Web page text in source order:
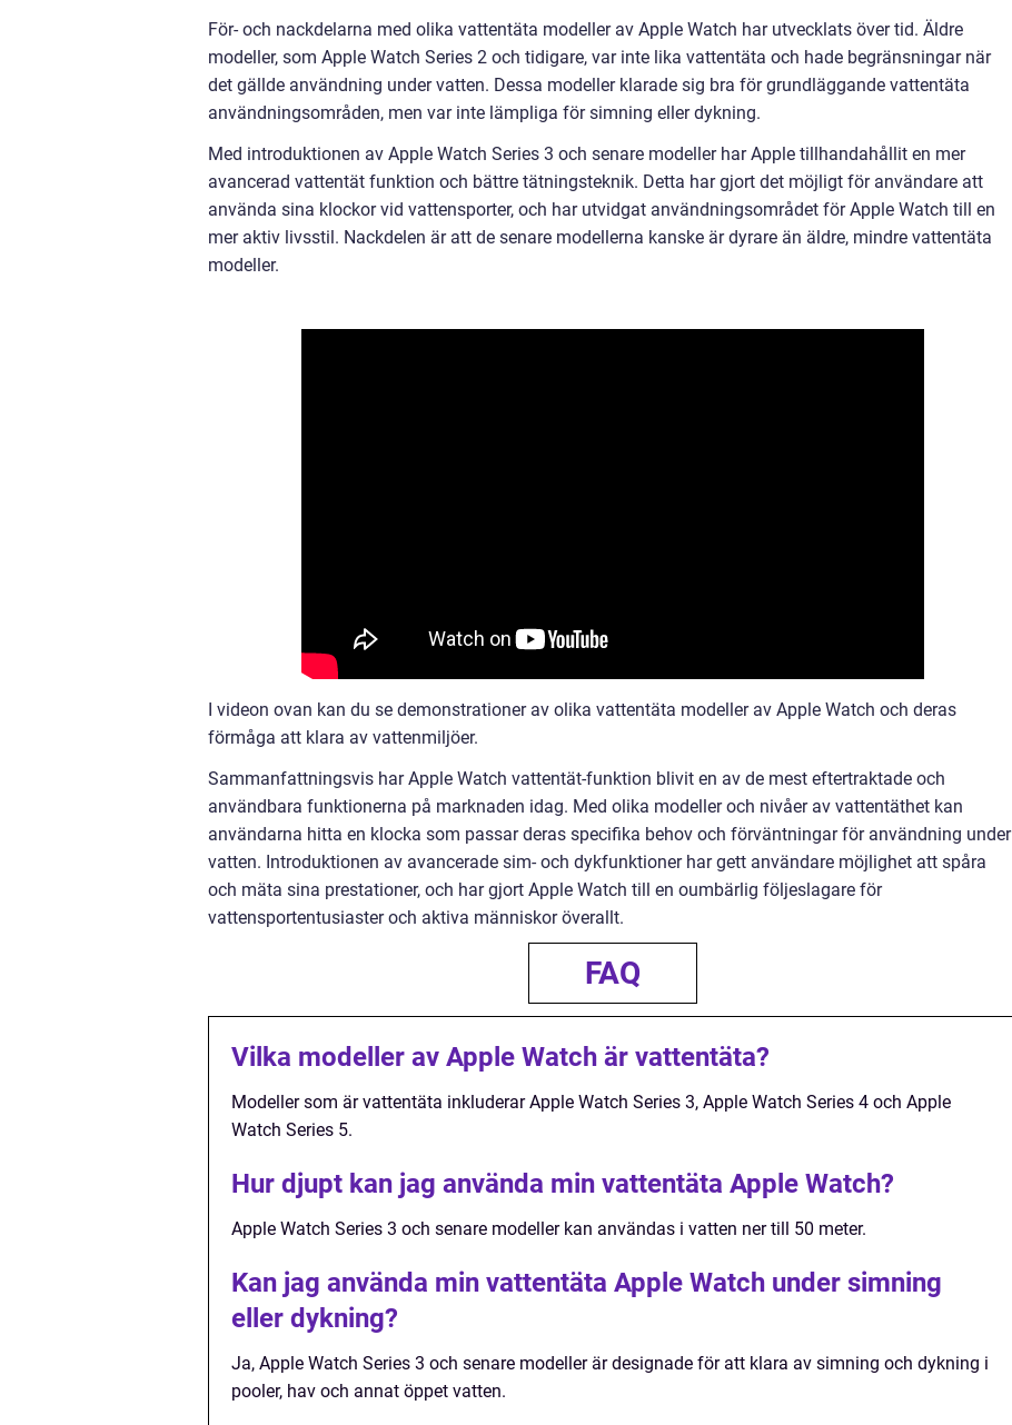
För- och nackdelarna med olika vattentäta modeller av Apple Watch har utvecklats över tid. Äldre
modeller, som Apple Watch Series 2 och tidigare, var inte lika vattentäta och hade begränsningar när
det gällde användning under vatten. Dessa modeller klarade sig bra för grundläggande vattentäta
användningsområden, men var inte lämpliga för simning eller dykning.
Med introduktionen av Apple Watch Series 3 och senare modeller har Apple tillhandahållit en mer
avancerad vattentät funktion och bättre tätningsteknik. Detta har gjort det möjligt för användare att
använda sina klockor vid vattensporter, och har utvidgat användningsområdet för Apple Watch till en
mer aktiv livsstil. Nackdelen är att de senare modellerna kanske är dyrare än äldre, mindre vattentäta
modeller.
I videon ovan kan du se demonstrationer av olika vattentäta modeller av Apple Watch och deras
förmåga att klara av vattenmiljöer.
Sammanfattningsvis har Apple Watch vattentät-funktion blivit en av de mest eftertraktade och
användbara funktionerna på marknaden idag. Med olika modeller och nivåer av vattentäthet kan
användarna hitta en klocka som passar deras specifika behov och förväntningar för användning under
vatten. Introduktionen av avancerade sim- och dykfunktioner har gett användare möjlighet att spåra
och mäta sina prestationer, och har gjort Apple Watch till en oumbärlig följeslagare för
vattensportentusiaster och aktiva människor överallt.
FAQ
Vilka modeller av Apple Watch är vattentäta?
Modeller som är vattentäta inkluderar Apple Watch Series 3, Apple Watch Series 4 och Apple
Watch Series 5.
Hur djupt kan jag använda min vattentäta Apple Watch?
Apple Watch Series 3 och senare modeller kan användas i vatten ner till 50 meter.
Kan jag använda min vattentäta Apple Watch under simning
eller dykning?
Ja, Apple Watch Series 3 och senare modeller är designade för att klara av simning och dykning i
pooler, hav och annat öppet vatten.